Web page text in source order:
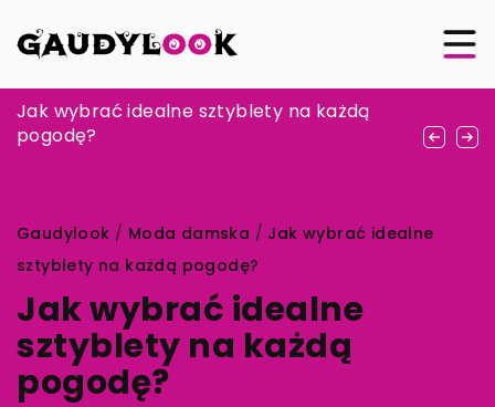
Jak wybrać idealne lakiery hybrydowe dla
Twojego salonu?
Jak wybrać idealne sztyblety na każdą
pogodę?
Praktyczność i styl w jednym – Plecak
męski, idealny towarzysz dla aktywnego
Gaudylook / Moda damska / Jak wybrać idealne
sztyblety na każdą pogodę?
Jak wybrać idealne
sztyblety na każdą
pogodę?